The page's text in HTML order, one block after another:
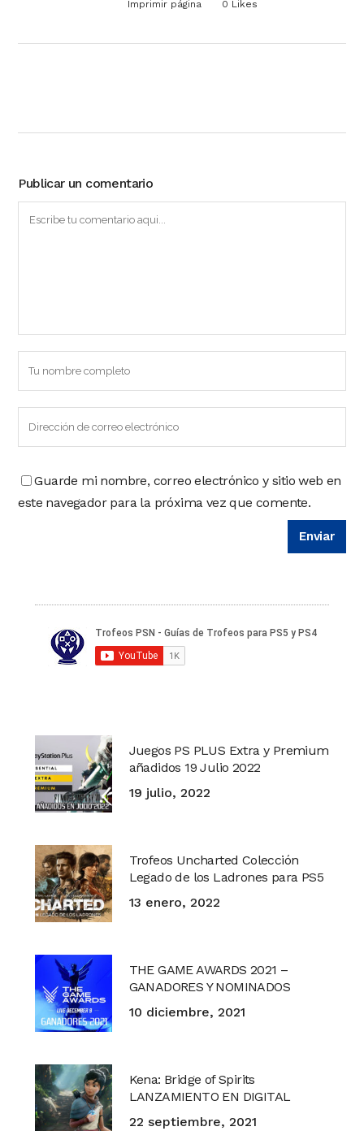
Imprimir página 0 Likes
Publicar un comentario
Guarde mi nombre, correo electrónico y sitio web en
este navegador para la próxima vez que comente.
Juegos PS PLUS Extra y Premium
añadidos 19 Julio 2022
19 julio, 2022
Trofeos Uncharted Colección
Legado de los Ladrones para PS5
13 enero, 2022
THE GAME AWARDS 2021 –
GANADORES Y NOMINADOS
10 diciembre, 2021
Kena: Bridge of Spirits
LANZAMIENTO EN DIGITAL
22 septiembre, 2021